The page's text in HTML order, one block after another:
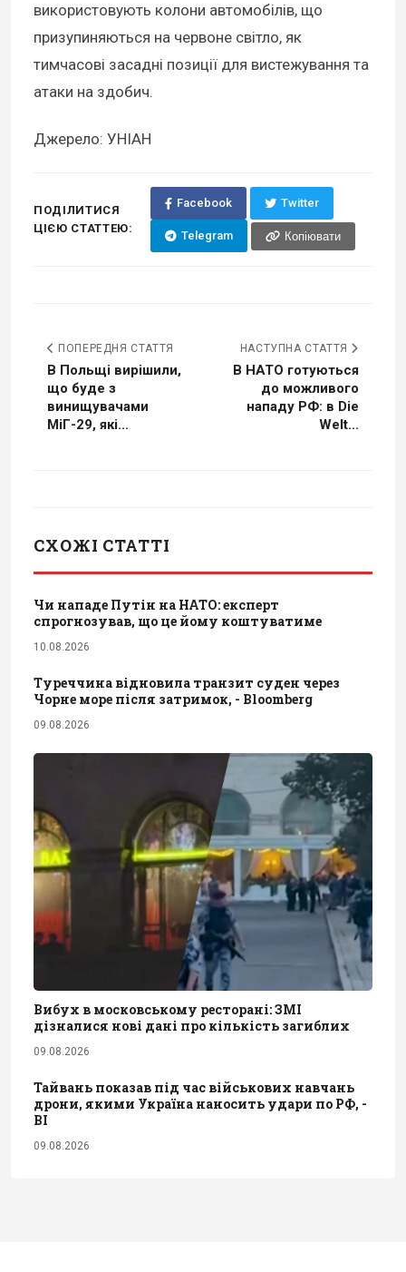
використовують колони автомобілів, що
призупиняються на червоне світло, як
тимчасові засадні позиції для вистежування та
атаки на здобич.
Джерело: УНІАН
ПОДІЛИТИСЯ
ЦІЄЮ СТАТТЕЮ:
Facebook Twitter
Telegram Копіювати
ПОПЕРЕДНЯ СТАТТЯ
В Польщі вирішили,
що буде з
винищувачами
МіГ-29, які...
НАСТУПНА СТАТТЯ
В НАТО готуються
до можливого
нападу РФ: в Die
Welt...
СХОЖІ СТАТТІ
Чи нападе Путін на НАТО: експерт
спрогнозував, що це йому коштуватиме
10.08.2026
Туреччина відновила транзит суден через
Чорне море після затримок, - Bloomberg
09.08.2026
Вибух в московському ресторані: ЗМІ
дізналися нові дані про кількість загиблих
09.08.2026
Тайвань показав під час військових навчань
дрони, якими Україна наносить удари по РФ, -
BI
09.08.2026